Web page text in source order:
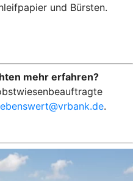
und Bürsten.
mehr erfahren?
.